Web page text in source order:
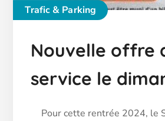
Trafic & Parking
Nouvelle offre
service le
Pour cette rentrée 2024, le